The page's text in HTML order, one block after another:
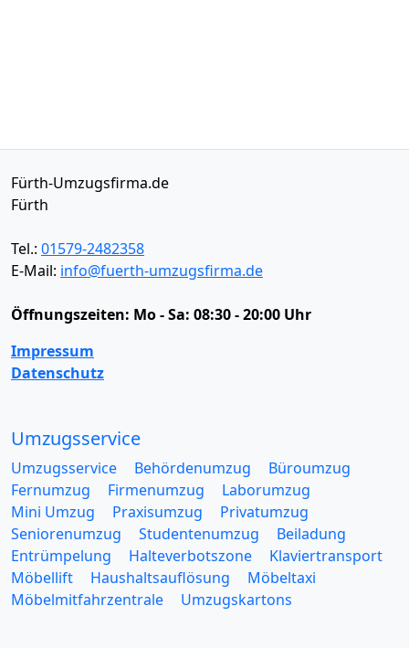
Fürth-Umzugsfirma.de
Fürth
Tel.: 01579-2482358
E-Mail: info@fuerth-umzugsfirma.de
Öffnungszeiten: Mo - Sa: 08:30 - 20:00 Uhr
Impressum
Datenschutz
Umzugsservice
Umzugsservice Behördenumzug
Büroumzug
Fernumzug
Firmenumzug
Laborumzug
Mini Umzug
Praxisumzug
Privatumzug
Seniorenumzug
Studentenumzug
Beiladung
Entrümpelung
Halteverbotszone
Klaviertransport
Möbellift
Haushaltsauflösung
Möbeltaxi
Möbelmitfahrzentrale
Umzugskartons